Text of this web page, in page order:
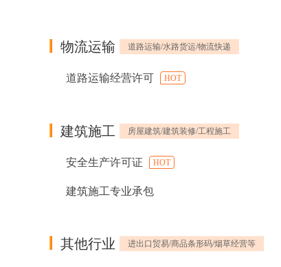
物流运输 道路运输/水路货运/物流快递
道路运输经营许可 HOT
建筑施工 房屋建筑/建筑装修/工程施工
安全生产许可证 HOT
建筑施工专业承包
其他行业 进出口贸易/商品条形码/烟草经营等